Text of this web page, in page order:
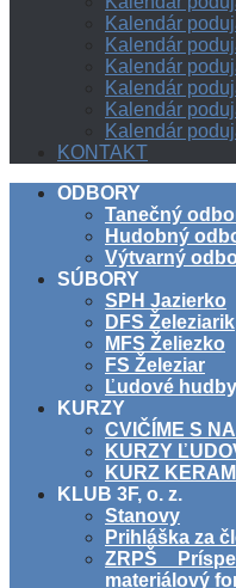
Kalendár
Kalendár
Kalendár
Kalendár
Kalendár
Kalendár
KONTAKT
ODBORY
Tanečný
Hudobný
Výtvarný
SÚBORY
SPH Jazierko
DFS Železiarik
MFS Želiezko
FS Železiar
Ľudové
KURZY
CVIČÍME S
KURZY
KURZ
KLUB 3F, o. z.
Stanovy
Prihláška za
ZRPŠ _
materiálový